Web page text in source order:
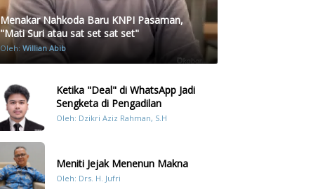
Menakar Nahkoda Baru KNPI Pasaman,
"Mati Suri atau sat set sat set"
Oleh: Willian Abib
Ketika "Deal" di WhatsApp Jadi
Sengketa di Pengadilan
Oleh: Dzikri Aziz Rahman, S.H
Meniti Jejak Menenun Makna
Oleh: Drs. H. Jufri